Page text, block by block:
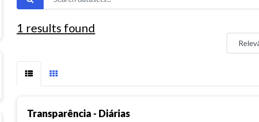
1 results found
Transparência - Diárias